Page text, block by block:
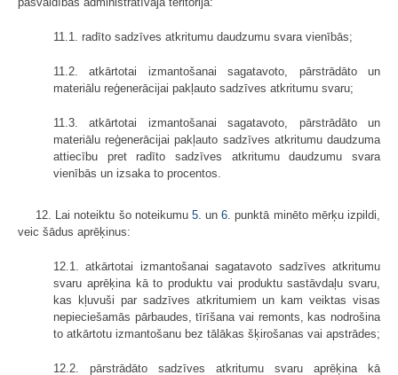
11.1. radīto sadzīves atkritumu daudzumu svara vienībās;
11.2. atkārtotai izmantošanai sagatavoto, pārstrādāto un
materiālu reģenerācijai pakļauto sadzīves atkritumu svaru;
11.3. atkārtotai izmantošanai sagatavoto, pārstrādāto un
materiālu reģenerācijai pakļauto sadzīves atkritumu daudzuma
attiecību pret radīto sadzīves atkritumu daudzumu svara
vienībās un izsaka to procentos.
12. Lai noteiktu šo noteikumu 5.un6. punktā minēto mērķu izpildi,
veic šādus aprēķinus:
12.1. atkārtotai izmantošanai sagatavoto sadzīves atkritumu
svaru aprēķina kā to produktu vai produktu sastāvdaļu svaru,
kas kļuvuši par sadzīves atkritumiem un kam veiktas visas
nepieciešamās pārbaudes, tīrīšana vai remonts, kas nodrošina
to atkārtotu izmantošanu bez tālākas šķirošanas vai apstrādes;
12.2. pārstrādāto sadzīves atkritumu svaru aprēķina kā